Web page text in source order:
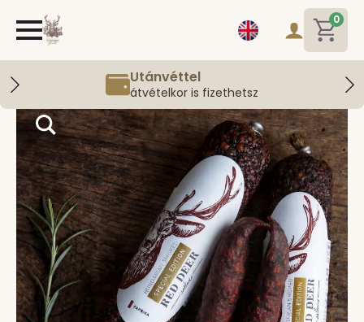
0
Utánvéttel
átvételkor is fizethetsz